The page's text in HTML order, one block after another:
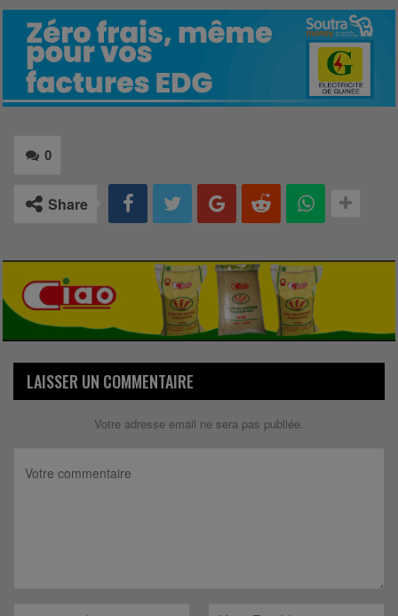
0
Share
LAISSER UN COMMENTAIRE
Votre adresse email ne sera pas publiée.